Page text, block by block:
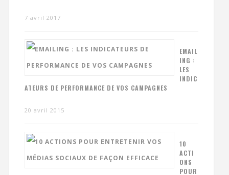
7 avril 2017
EMAIL
ING :
LES
INDIC
ATEURS DE PERFORMANCE DE VOS CAMPAGNES
20 avril 2015
10
ACTI
ONS
POUR